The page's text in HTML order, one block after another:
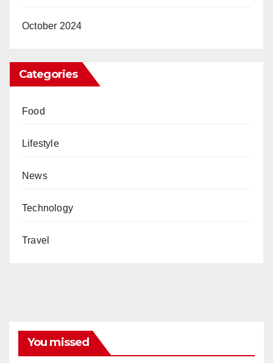
October 2024
Categories
Food
Lifestyle
News
Technology
Travel
You missed